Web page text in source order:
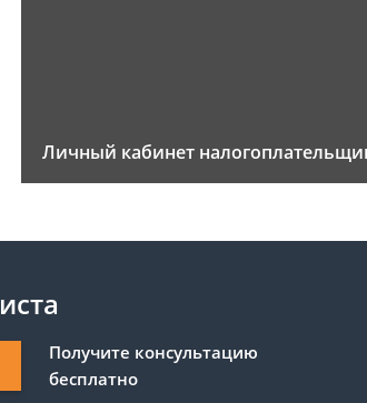
Личный кабинет
Получите консультацию
бесплатно